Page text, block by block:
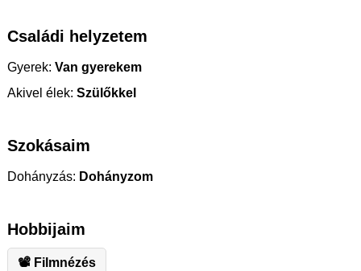
Családi helyzetem
Gyerek: Van gyerekem
Akivel élek: Szülőkkel
Szokásaim
Dohányzás: Dohányzom
Hobbijaim
📽 Filmnézés